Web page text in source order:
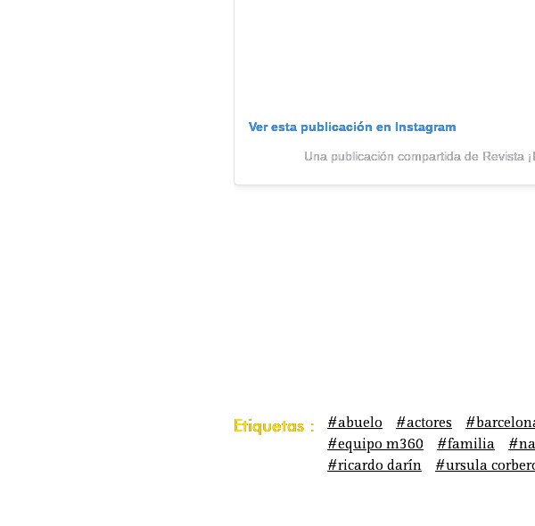
Ver esta publicación en Instagram
Una publicación compartida de Revista
Etiquetas : #abuelo #actores
#equipo m360
#familia
#ricardo darín
#ursula